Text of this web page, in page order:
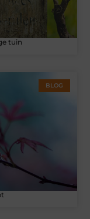
tuin
BLOG